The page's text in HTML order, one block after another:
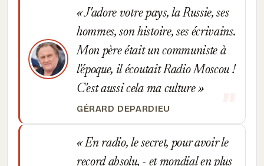
J'adore votre pays, la Russie, ses
hommes, son histoire, ses écrivains.
Mon père était un communiste à
l'époque, il écoutait Radio Moscou !
C'est aussi cela ma culture
GÉRARD DEPARDIEU
En radio, le secret, pour avoir le
record absolu, - et mondial en plus